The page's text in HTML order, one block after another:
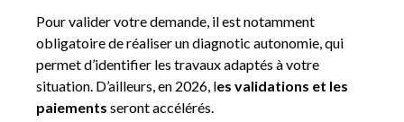
Pour valider votre demande, il est notamment
obligatoire de réaliser un diagnotic autonomie, qui
permet d’identifier les travaux adaptés à votre
situation. D’ailleurs, en 2026, les validations et les
paiements seront accélérés.